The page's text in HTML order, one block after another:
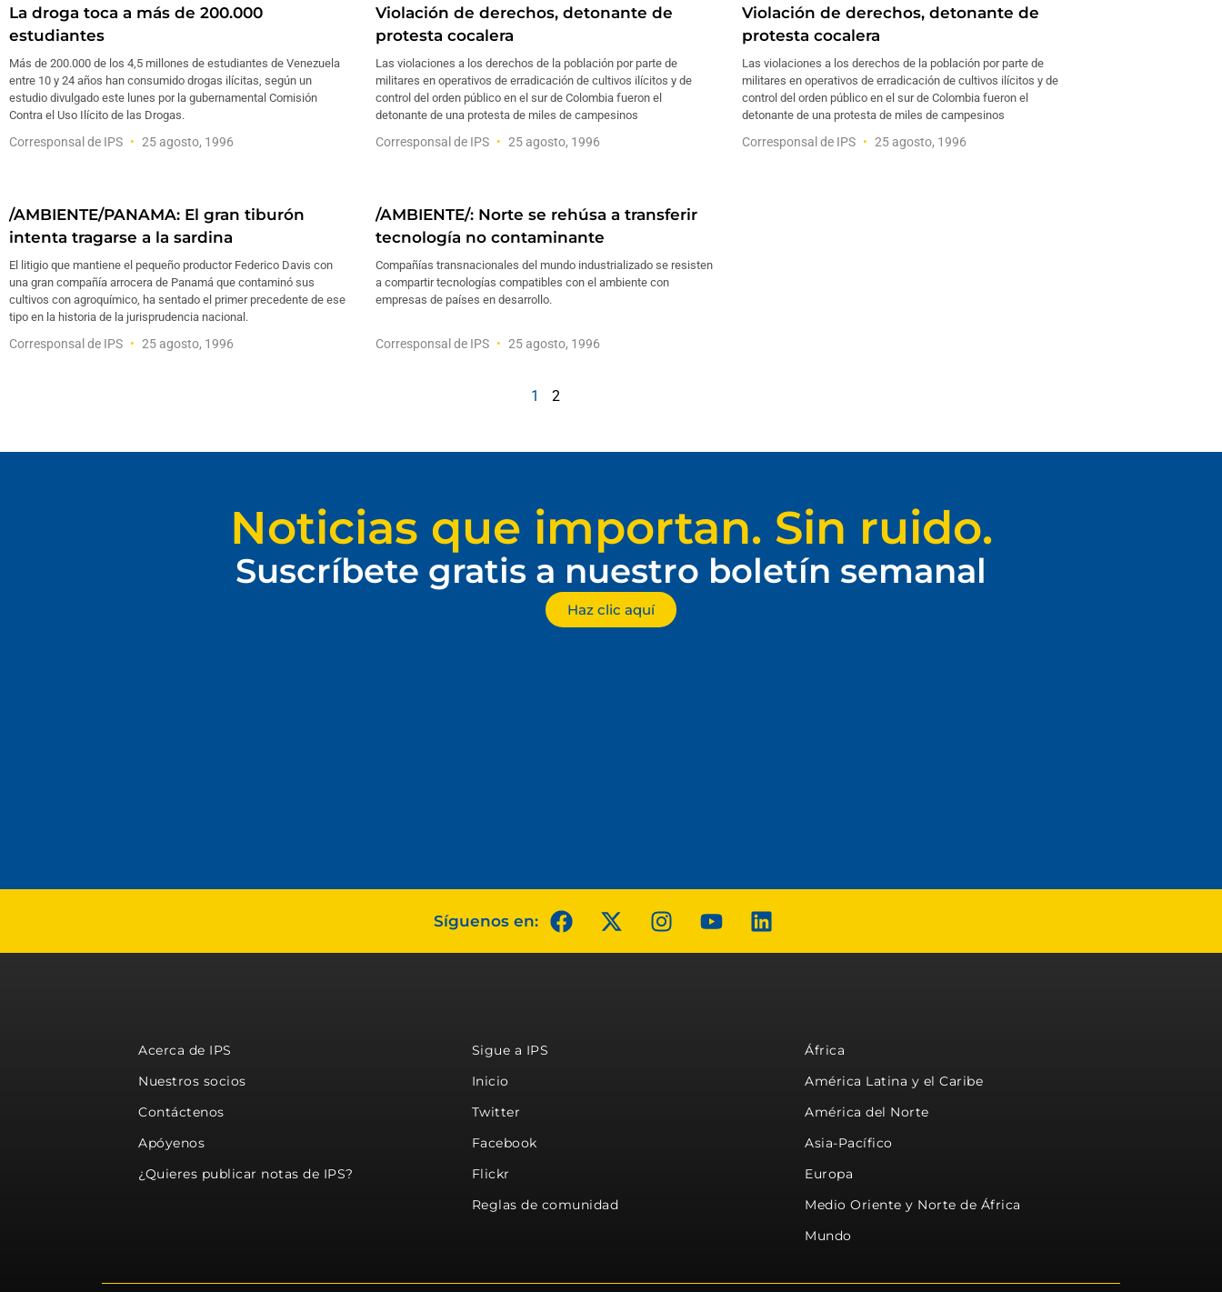
La droga toca a más de 200.000
estudiantes
Más de 200.000 de los 4,5 millones de estudiantes de Venezuela
entre 10 y 24 años han consumido drogas ilícitas, según un
estudio divulgado este lunes por la gubernamental Comisión
Contra el Uso Ilícito de las Drogas.
Corresponsal de IPS 25 agosto, 1996
Violación de derechos, detonante de
protesta cocalera
Las violaciones a los derechos de la población por parte de
militares en operativos de erradicación de cultivos ilícitos y de
control del orden público en el sur de Colombia fueron el
detonante de una protesta de miles de campesinos
Corresponsal de IPS 25 agosto, 1996
Violación de derechos, detonante de
protesta cocalera
Las violaciones a los derechos de la población por parte de
militares en operativos de erradicación de cultivos ilícitos y de
control del orden público en el sur de Colombia fueron el
detonante de una protesta de miles de campesinos
Corresponsal de IPS 25 agosto, 1996
/AMBIENTE/PANAMA: El gran tiburón
intenta tragarse a la sardina
El litigio que mantiene el pequeño productor Federico Davis con
una gran compañía arrocera de Panamá que contaminó sus
cultivos con agroquímico, ha sentado el primer precedente de ese
tipo en la historia de la jurisprudencia nacional.
Corresponsal de IPS 25 agosto, 1996
/AMBIENTE/: Norte se rehúsa a transferir
tecnología no contaminante
Compañías transnacionales del mundo industrializado se resisten
a compartir tecnologías compatibles con el ambiente con
empresas de países en desarrollo.
Corresponsal de IPS 25 agosto, 1996
1 2
Noticias que importan. Sin ruido.
Suscríbete gratis a nuestro boletín semanal
Haz clic aquí
Síguenos en:
Acerca de IPS
Nuestros socios
Contáctenos
Apóyenos
¿Quieres publicar notas de IPS?
Sigue a IPS
Inicio
Twitter
Facebook
Flickr
Reglas de comunidad
África
América Latina y el Caribe
América del Norte
Asia-Pacífico
Europa
Medio Oriente y Norte de África
Mundo